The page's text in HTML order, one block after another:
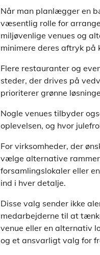
Når man planlægger en
væsentlig rolle for
miljøvenlige venues og
minimere deres aftryk på
Flere restauranter og
steder, der drives på
prioriterer grønne
Nogle venues tilbyder
oplevelsen, og hvor
For virksomheder, der
vælge alternative rammer
forsamlingslokaler eller
ind i hver detalje.
Disse valg sender ikke
medarbejderne til at
venue eller en alternativ
og et ansvarligt valg for